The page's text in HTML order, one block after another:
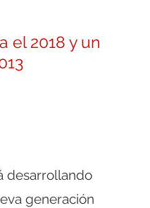
el 2018 y un
desarrollando
generación